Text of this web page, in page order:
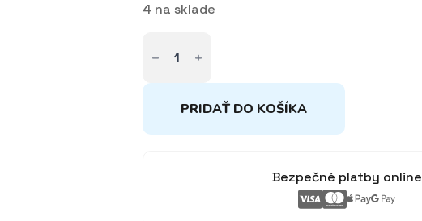
4 na sklade
Magnetická
knižka
deň
PRIDAŤ DO KOŠÍKA
Bezpečné platby online